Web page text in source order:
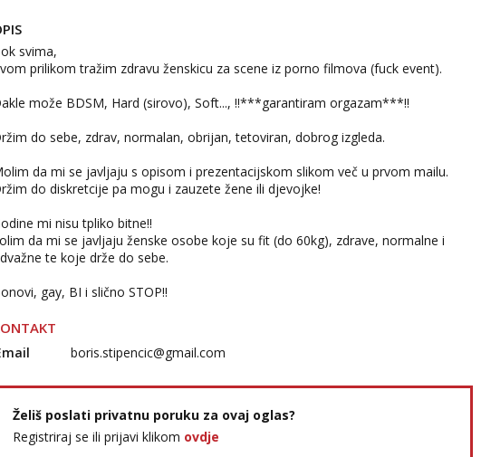
svima,
prilikom tražim zdravu ženskicu za scene iz porno filmova (fuck event).
može BDSM, Hard (sirovo), Soft..., !!***garantiram orgazam***!!
do sebe, zdrav, normalan, obrijan, tetoviran, dobrog izgleda.
da mi se javljaju s opisom i prezentacijskom slikom več u prvom mailu.
do diskretcije pa mogu i zauzete žene ili djevojke!
mi nisu tpliko bitne!!
da mi se javljaju ženske osobe koje su fit (do 60kg), zdrave, normalne i
te koje drže do sebe.
gay, BI i slično STOP!!
boris.stipencic@gmail.com
Želiš poslati privatnu poruku za ovaj oglas?
Registriraj se ili prijavi klikom ovdje